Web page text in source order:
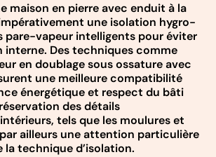
maison en pierre avec enduit à la
une isolation hygro-
pare-vapeur intelligents pour éviter
interne. Des techniques comme
en doublage sous ossature avec
une meilleure compatibilité
énergétique et respect du bâti
des détails
tels que les moulures et
ailleurs une attention particulière
la technique d’isolation.